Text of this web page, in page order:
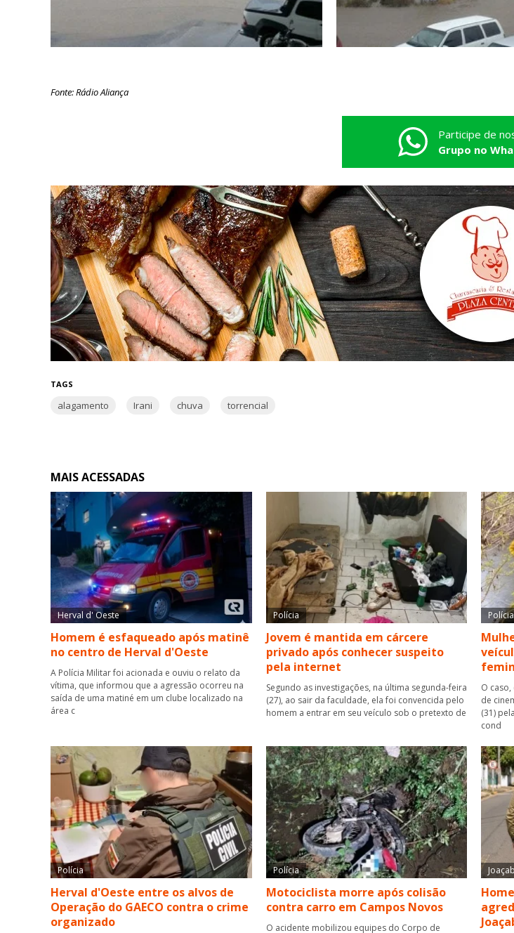
Fonte: Rádio Aliança
Participe de
Grupo no
TAGS
alagamento Irani chuva torrencial
MAIS ACESSADAS
Herval d' Oeste
Homem é esfaqueado após matinê
no centro de Herval d'Oeste
A Polícia Militar foi acionada e ouviu o relato da
vítima, que informou que a agressão ocorreu na
saída de uma matiné em um clube localizado na
área c
Polícia
Jovem é mantida em cárcere
privado após conhecer suspeito
pela internet
Segundo as investigações, na última segunda-feira
(27), ao sair da faculdade, ela foi convencida pelo
homem a entrar em seu veículo sob o pretexto de
Polícia
O
de
(31)
cond
Polícia
Herval d'Oeste entre os alvos de
Operação do GAECO contra o crime
organizado
Polícia
Motociclista morre após colisão
contra carro em Campos Novos
O acidente mobilizou equipes do Corpo de